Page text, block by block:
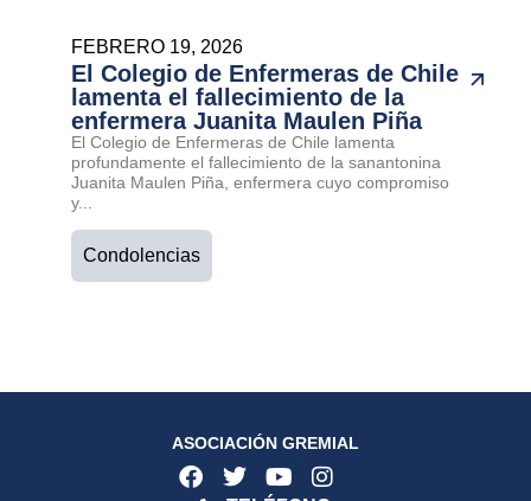
FEBRERO 19, 2026
El Colegio de Enfermeras de Chile
lamenta el fallecimiento de la
enfermera Juanita Maulen Piña
El Colegio de Enfermeras de Chile lamenta
profundamente el fallecimiento de la sanantonina
Juanita Maulen Piña, enfermera cuyo compromiso
y...
Condolencias
ASOCIACIÓN GREMIAL